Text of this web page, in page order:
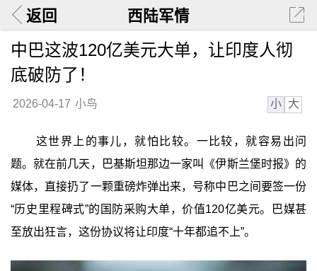
返回 西陆军情
中巴这波120亿美元大单，让印度人彻
底破防了！
2026-04-17 小鸟 小 大
这世界上的事儿，就怕比较。一比较，就容易出问
题。就在前几天，巴基斯坦那边一家叫《伊斯兰堡时报》的
媒体，直接扔了一颗重磅炸弹出来，号称中巴之间要签一份
“历史里程碑式”的国防采购大单，价值120亿美元。巴媒甚
至放出狂言，这份协议将让印度“十年都追不上”。